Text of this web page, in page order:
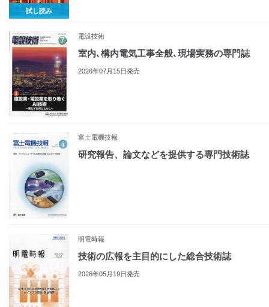
試し読み
電設技術
室内､構内電気工事全般､現場実務の専門誌
2026年07月15日発売
富士電機技報
研究報告、論文などを提供する専門技術誌
明電時報
技術の広報を主目的にした総合技術誌
2026年05月19日発売